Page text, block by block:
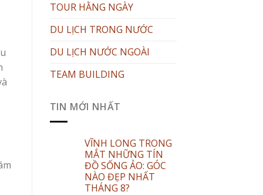
TOUR HẰNG NGÀY
DU LỊCH TRONG NƯỚC
DU LỊCH NƯỚC NGOÀI
TEAM BUILDING
TIN MỚI NHẤT
VĨNH LONG TRONG
MẮT NHỮNG TÍN
ĐỒ SỐNG ẢO: GÓC
NÀO ĐẸP NHẤT
THÁNG 8?